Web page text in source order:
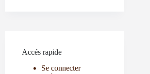
Accés rapide
Se connecter